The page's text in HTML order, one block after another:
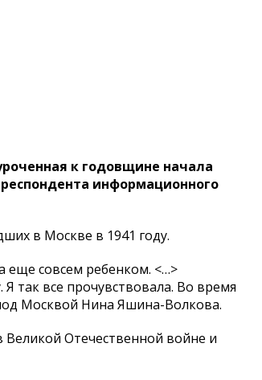
к годовщине начала
информационного
в Москве в 1941 году.
еще совсем ребенком. <…>
так все прочувствовала. Во время
Москвой Нина Яшина-Волкова.
Отечественной войне и